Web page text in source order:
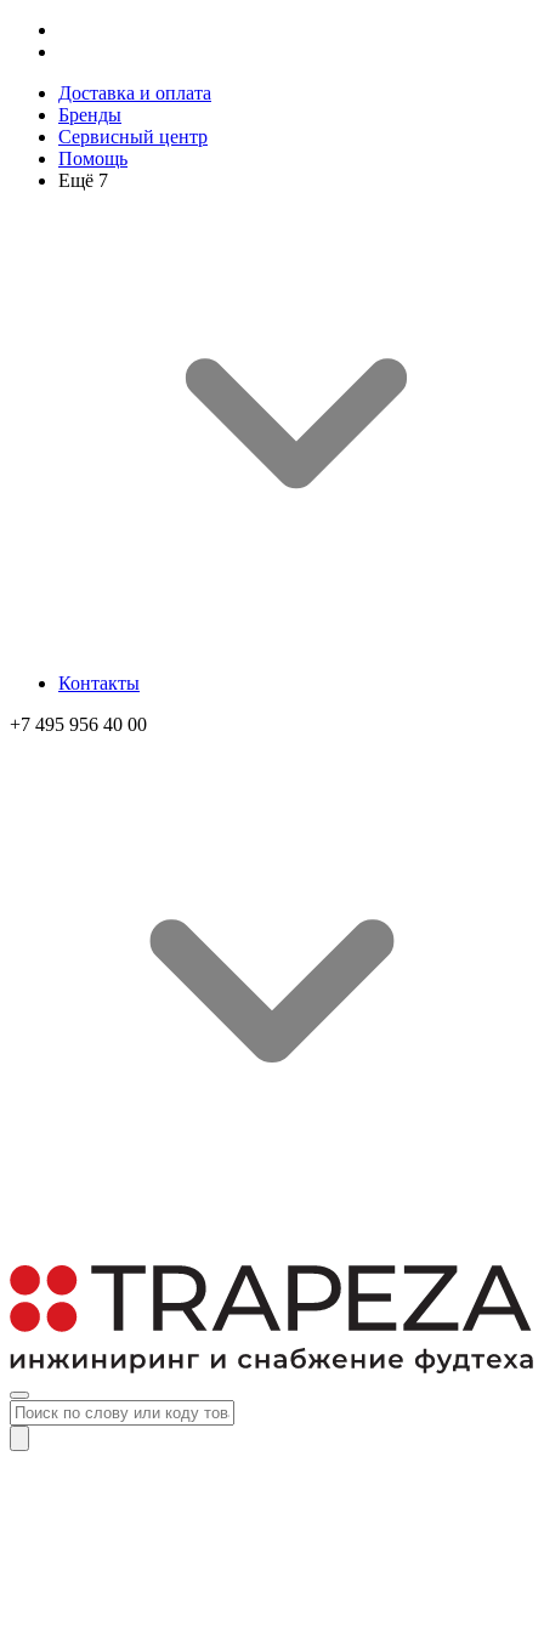
Доставка и оплата
Бренды
Сервисный центр
Помощь
Ещё 7
Контакты
+7 495 956 40 00